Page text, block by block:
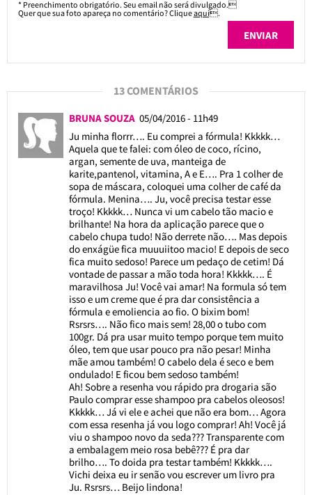
* Preenchimento obrigatório. Seu email não será divulgado.
Quer que sua foto apareça no comentário? Cliqueaqui.
13 COMENTÁRIOS
BRUNA SOUZA 05/04/2016 - 11h49
Ju minha florrr…. Eu comprei a fórmula! Kkkkk…
Aquela que te falei: com óleo de coco, rícino,
argan, semente de uva, manteiga de
karite,pantenol, vitamina, A e E…. Pra 1 colher de
sopa de máscara, coloquei uma colher de café da
fórmula. Menina…. Ju, você precisa testar esse
troço! Kkkkk… Nunca vi um cabelo tão macio e
brilhante! Na hora da aplicação parece que o
cabelo chupa tudo! Não derrete não…. Mas depois
do enxágüe fica muuuiitoo macio! E depois de seco
fica muito sedoso! Parece um pedaço de cetim! Dá
vontade de passar a mão toda hora! Kkkkk…. É
maravilhosa Ju! Você vai amar! Na formula só tem
isso e um creme que é pra dar consistência a
fórmula e emoliencia ao fio. O bixim bom!
Rsrsrs…. Não fico mais sem! 28,00 o tubo com
100gr. Dá pra usar muito tempo porque tem muito
óleo, tem que usar pouco pra não pesar! Minha
mãe amou também! O cabelo dela é seco e bem
ondulado! E ficou bem sedoso também!
Ah! Sobre a resenha vou rápido pra drogaria são
Paulo comprar esse shampoo pra cabelos oleosos!
Kkkkk… Já vi ele e achei que não era bom… Agora
com essa resenha já vou logo comprar! Ah! Você já
viu o shampoo novo da seda??? Transparente com
a embalagem meio rosa bebê??? É pra dar
brilho…. To doida pra testar também! Kkkkk….
Vichi deixa eu ir senão vou escrever um livro pra
Ju. Rsrsrs… Beijo lindona!